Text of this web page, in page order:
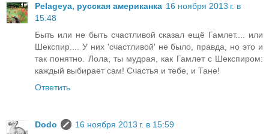
Pelageya, русская американка 16 ноября 2013 г. в
15:48
Быть или не быть счастливой сказал ещё Гамлет.... или
Шекспир.... У них 'счастливой' не было, правда, но это и
так понятно. Лола, ты мудрая, как Гамлет с Шекспиром:
каждый выбирает сам! Счастья и тебе, и Тане!
Ответить
Dodo
16 ноября 2013 г. в 15:59